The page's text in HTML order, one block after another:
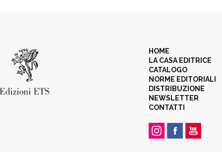
HOME
LA CASA EDITRICE
CATALOGO
NORME EDITORIALI
DISTRIBUZIONE
NEWSLETTER
CONTATTI